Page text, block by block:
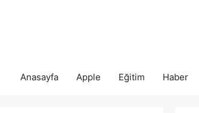
Anasayfa Apple Eğitim Haber